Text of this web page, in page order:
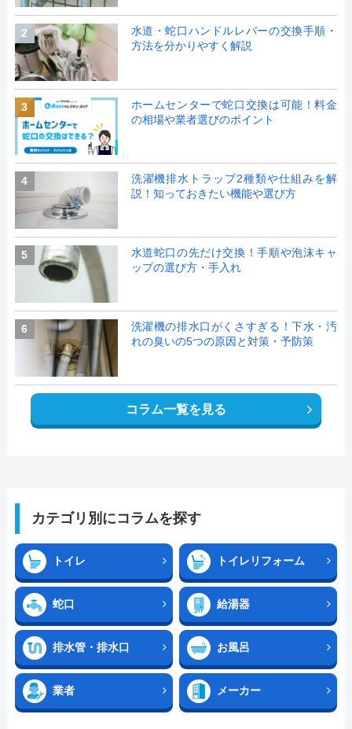
2
水道・蛇口ハンドルレバーの交換手順・
方法を分かりやすく解説
3
ホームセンターで蛇口交換は可能！料金
の相場や業者選びのポイント
4
洗濯機排水トラップ2種類や仕組みを解
説！知っておきたい機能や選び方
5
水道蛇口の先だけ交換！手順や泡沫キャ
ップの選び方・手入れ
6
洗濯機の排水口がくさすぎる！下水・汚
れの臭いの5つの原因と対策・予防策
コラム一覧を見る
カテゴリ別にコラムを探す
トイレ トイレリフォーム
蛇口 給湯器
排水管・排水口 お風呂
業者 メーカー